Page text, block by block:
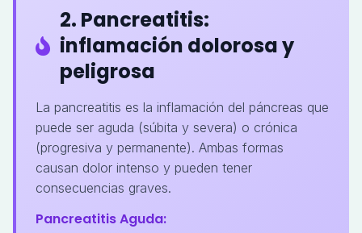
2. Pancreatitis:
inflamación dolorosa y
peligrosa
La pancreatitis es la inflamación del páncreas que
puede ser aguda (súbita y severa) o crónica
(progresiva y permanente). Ambas formas
causan dolor intenso y pueden tener
consecuencias graves.
Pancreatitis Aguda: